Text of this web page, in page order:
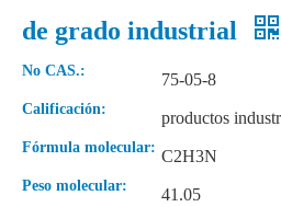
Hidróxido de potasio 90% escamas KOH grado industrial CAS1310-58-3
de grado industrial
No CAS.: 75-05-8
Calificación: productos
Fórmula molecular: C2H3N
Peso molecular: 41.05